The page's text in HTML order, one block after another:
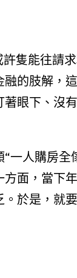
隻能往請
的肢解，
眼下、沒
“一人購房全
面，當下
於是，就